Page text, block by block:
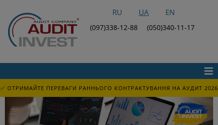
RU UA EN
(097)338-12-88 (050)340-11-17
✅ ОТРИМАЙТЕ ПЕРЕВАГИ РАННЬОГО КОНТРАКТУВАННЯ НА АУДИТ 2026